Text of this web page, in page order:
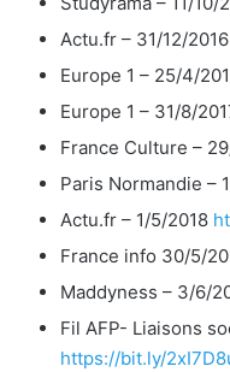
Actu.fr – 31/12/2016
Europe 1 – 25/4/
Europe 1 – 31/8/
France Culture –
Paris Normandie –
Actu.fr – 1/5/2018
France info 30/5/
Maddyness – 3/6/
Fil AFP- Liaisons
https://bit.ly/